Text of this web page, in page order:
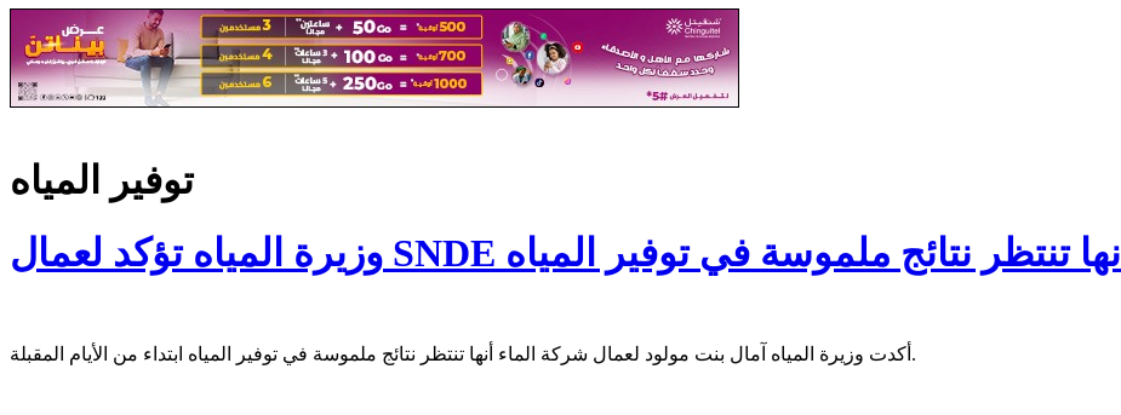
توفير المياه
وزيرة المياه تؤكد لعمال SNDE أنها تنتظر نتائج ملموسة في توفير المياه
أكدت وزيرة المياه آمال بنت مولود لعمال شركة الماء أنها تنتظر نتائج ملموسة في توفير المياه ابتداء من الأيام المقبلة.